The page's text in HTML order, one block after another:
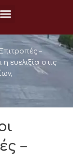
–
ευελιξία στις
–